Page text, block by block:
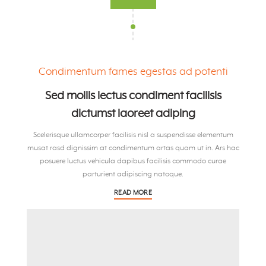
Condimentum fames egestas ad potenti
Sed mollis lectus condiment facilisis
dictumst laoreet adiping
Scelerisque ullamcorper facilisis nisl a suspendisse elementum
musat rasd dignissim at condimentum artas quam ut in. Ars hac
posuere luctus vehicula dapibus facilisis commodo curae
parturient adipiscing natoque.
READ MORE